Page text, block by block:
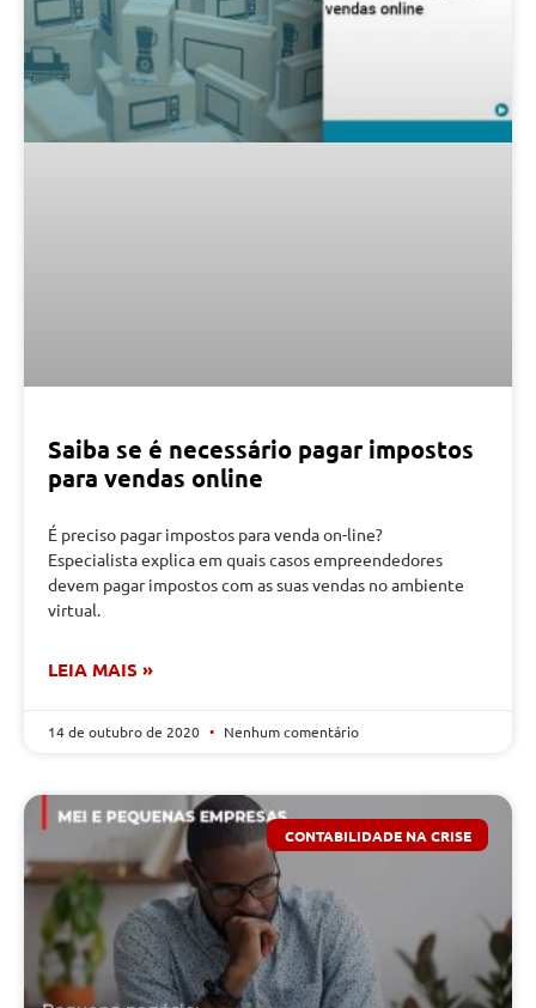
Saiba se é necessário pagar impostos
para vendas online
É preciso pagar impostos para venda on-line?
Especialista explica em quais casos empreendedores
devem pagar impostos com as suas vendas no ambiente
virtual.
LEIA MAIS »
14 de outubro de 2020 Nenhum comentário
CONTABILIDADE NA CRISE